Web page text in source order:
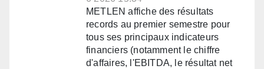
METLEN affiche des résultats
records au premier semestre pour
tous ses principaux indicateurs
financiers (notamment le chiffre
d'affaires, l'EBITDA, le résultat net